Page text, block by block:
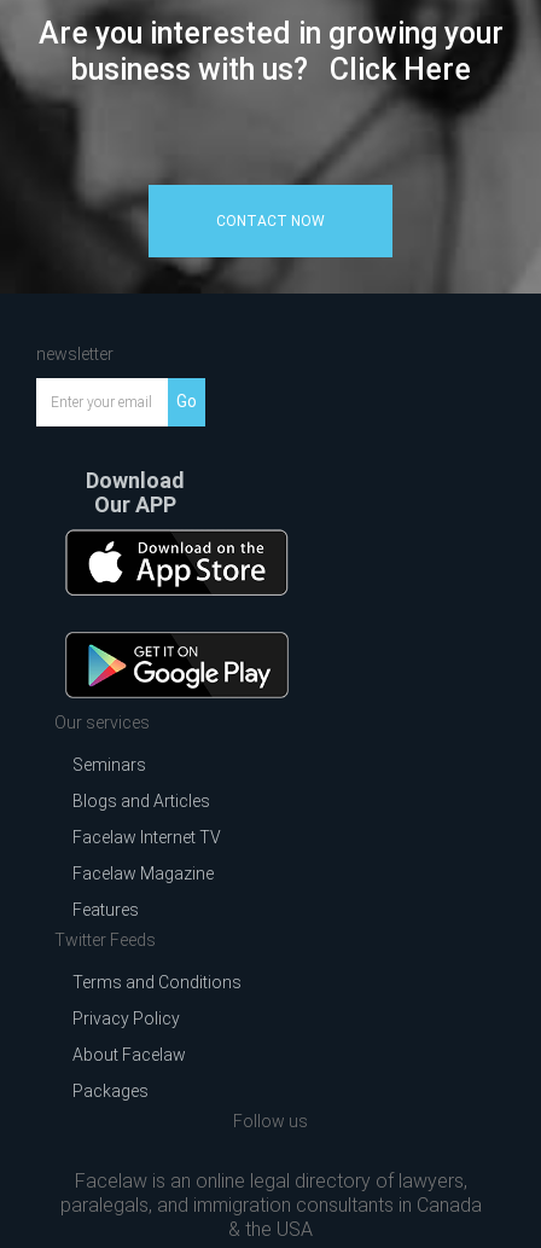
Are you interested in growing your
business with us? Click Here
CONTACT NOW
newsletter
Go
Download
Our APP
Our services
Seminars
Blogs and Articles
Facelaw Internet TV
Facelaw Magazine
Features
Twitter Feeds
Terms and Conditions
Privacy Policy
About Facelaw
Packages
Follow us
Facelaw is an online legal directory of lawyers,
paralegals, and immigration consultants in Canada
& the USA